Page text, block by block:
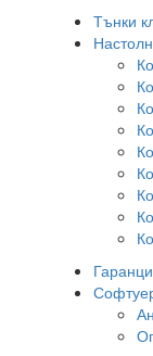
Тънки